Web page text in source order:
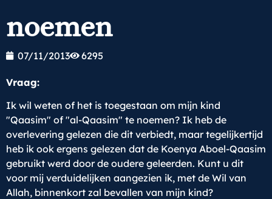
noemen
07/11/2013 6295
Vraag:
Ik wil weten of het is toegestaan om mijn kind
"Qaasim" of "al-Qaasim" te noemen? Ik heb de
overlevering gelezen die dit verbiedt, maar tegelijkertijd
heb ik ook ergens gelezen dat de Koenya Aboel-Qaasim
gebruikt werd door de oudere geleerden. Kunt u dit
voor mij verduidelijken aangezien ik, met de Wil van
Allah, binnenkort zal bevallen van mijn kind?